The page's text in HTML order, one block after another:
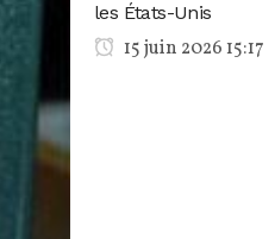
les États-Unis
15 juin 2026 15:17